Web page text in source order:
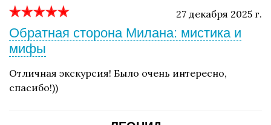
27 декабря 2025 г.
Обратная сторона Милана: мистика и
мифы
Отличная экскурсия! Было очень интересно,
спасибо!))